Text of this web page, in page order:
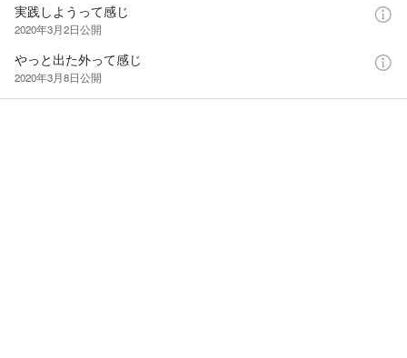
実践しようって感じ
2020年3月2日公開
やっと出た外って感じ
2020年3月8日公開